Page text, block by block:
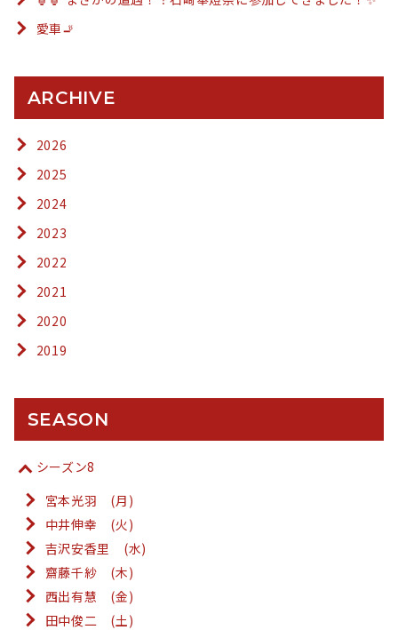
愛車🚬
ARCHIVE
2026
2025
2024
2023
2022
2021
2020
2019
SEASON
シーズン8
宮本光羽 (月)
中井伸幸 (火)
吉沢安香里 (水)
齋藤千紗 (木)
西出有慧 (金)
田中俊二 (土)